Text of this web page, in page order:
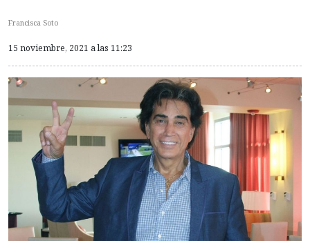
Francisca Soto
15 noviembre, 2021 a las 11:23